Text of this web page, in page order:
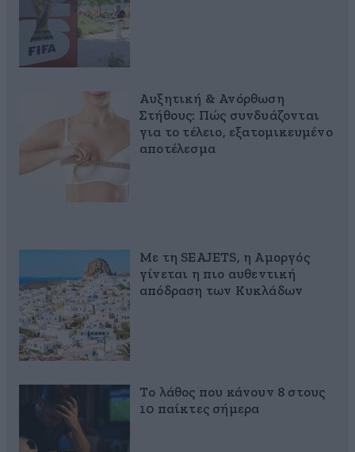
Αυξητική & Ανόρθωση
Στήθους: Πώς συνδυάζονται
για το τέλειο, εξατομικευμένο
αποτέλεσμα
Με τη SEAJETS, η Αμοργός
γίνεται η πιο αυθεντική
απόδραση των Κυκλάδων
Το λάθος που κάνουν 8 στους
10 παίκτες σήμερα